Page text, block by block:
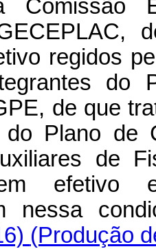
Comissão
regidos
do
de que
do Plano de
de
efetivo
nessa
(Produção